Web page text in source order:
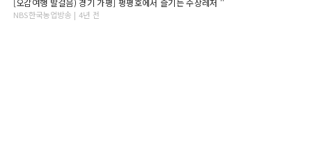
[오감여행 발걸음) 경기 가평] 펑평호에서 즐기는 수상레저 ''
NBS한국농업방송 | 4년 전